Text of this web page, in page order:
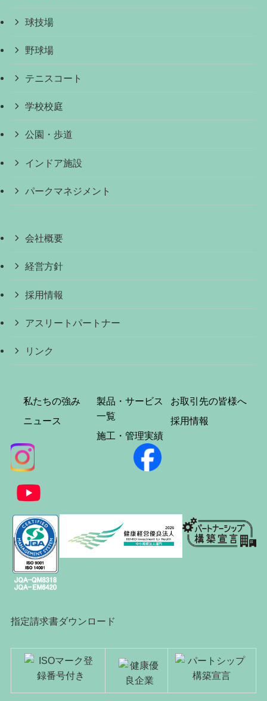
球技場
野球場
テニスコート
学校校庭
公園・歩道
インドア施設
パークマネジメント
会社概要
経営方針
採用情報
アスリートパートナー
リンク
私たちの強み
ニュース
製品・サービス
一覧
施工・管理実績
お取引先の皆様へ
採用情報
指定請求書ダウンロード